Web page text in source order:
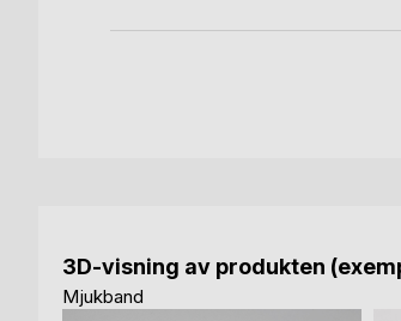
3D-visning av produkten
Mjukband